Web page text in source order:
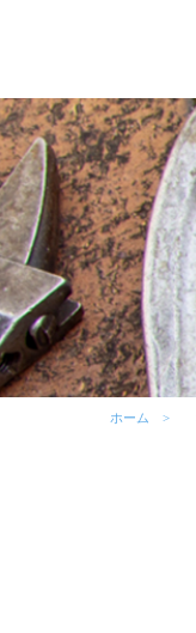
ホーム